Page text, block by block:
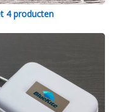
4 producten